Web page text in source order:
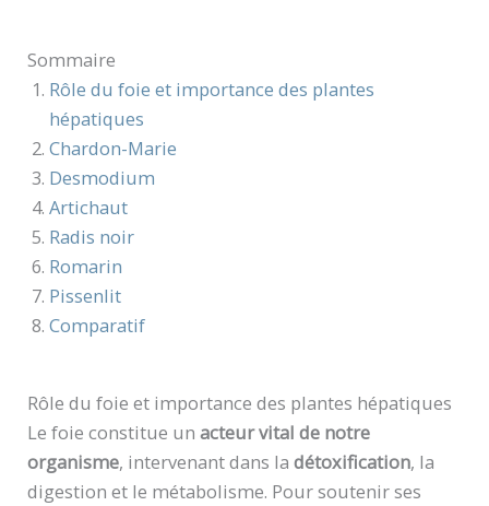
Sommaire
Rôle du foie et importance des plantes
hépatiques
Chardon-Marie
Desmodium
Artichaut
Radis noir
Romarin
Pissenlit
Comparatif
Rôle du foie et importance des plantes hépatiques
Le foie constitue unacteur vital de notre
organisme, intervenant dans ladétoxification, la
digestion et le métabolisme. Pour soutenir ses